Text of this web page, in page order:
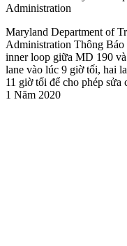
Administration
Maryland Department of
Administration Thông Báo
inner loop giữa MD 190
lane vào lúc 9 giờ tối, hai
11 giờ tối để cho phép
1 Năm 2020